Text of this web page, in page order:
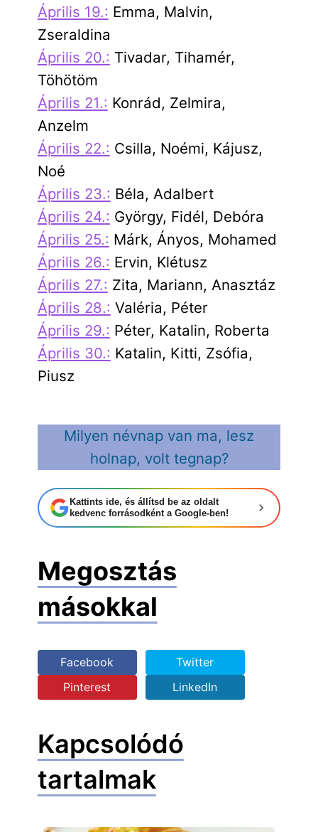
Április 19.: Emma, Malvin,
Zseraldina
Április 20.: Tivadar, Tihamér,
Töhötöm
Április 21.: Konrád, Zelmira,
Anzelm
Április 22.: Csilla, Noémi, Kájusz,
Noé
Április 23.: Béla, Adalbert
Április 24.: György, Fidél, Debóra
Április 25.: Márk, Ányos, Mohamed
Április 26.: Ervin, Klétusz
Április 27.: Zita, Mariann, Anasztáz
Április 28.: Valéria, Péter
Április 29.: Péter, Katalin, Roberta
Április 30.: Katalin, Kitti, Zsófia,
Piusz
Milyen névnap van ma, lesz
holnap, volt tegnap?
Kattints ide, és állítsd be az oldalt
kedvenc forrásodként a Google-ben!
Megosztás
másokkal
Facebook
Twitter
Pinterest
LinkedIn
Kapcsolódó
tartalmak